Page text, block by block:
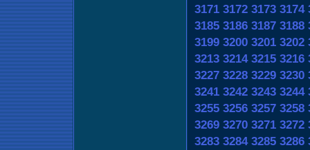
3171 3172 3173 3174
3185 3186 3187 3188
3199 3200 3201 3202
3213 3214 3215 3216
3227 3228 3229 3230
3241 3242 3243 3244
3255 3256 3257 3258
3269 3270 3271 3272
3283 3284 3285 3286